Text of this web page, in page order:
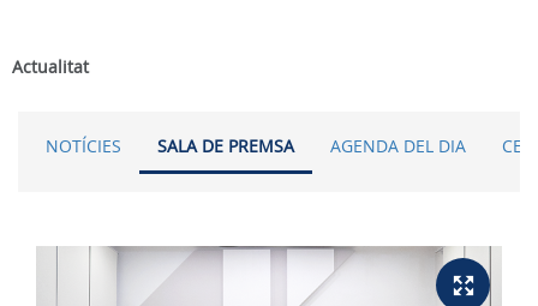
Actualitat
NOTÍCIES SALA DE PREMSA AGENDA DEL DIA